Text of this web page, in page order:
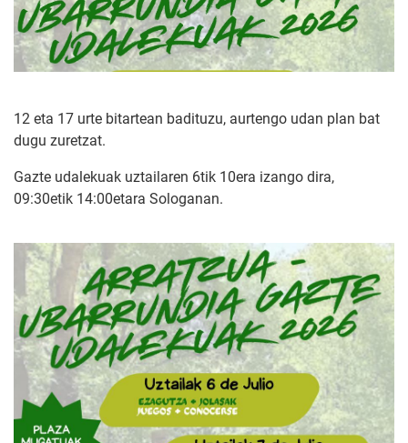
12 eta 17 urte bitartean badituzu, aurtengo udan plan bat
dugu zuretzat.
Gazte udalekuak uztailaren 6tik 10era izango dira,
09:30etik 14:00etara Sologanan.